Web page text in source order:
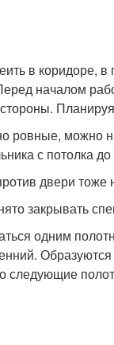
в коридоре,
началом
ровные, можно
с потолка
двери тоже
закрывать
одним
следующие